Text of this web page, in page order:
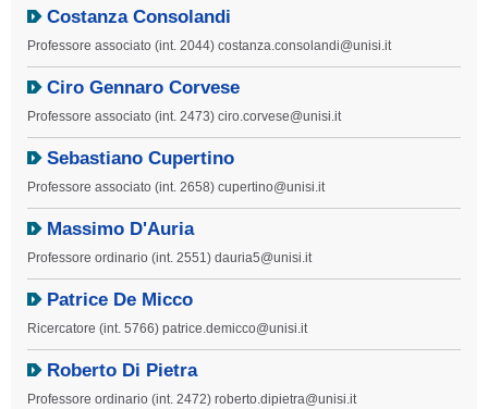
Costanza Consolandi
Professore associato (int. 2044) costanza.consolandi@unisi.it
Ciro Gennaro Corvese
Professore associato (int. 2473) ciro.corvese@unisi.it
Sebastiano Cupertino
Professore associato (int. 2658) cupertino@unisi.it
Massimo D'Auria
Professore ordinario (int. 2551) dauria5@unisi.it
Patrice De Micco
Ricercatore (int. 5766) patrice.demicco@unisi.it
Roberto Di Pietra
Professore ordinario (int. 2472) roberto.dipietra@unisi.it